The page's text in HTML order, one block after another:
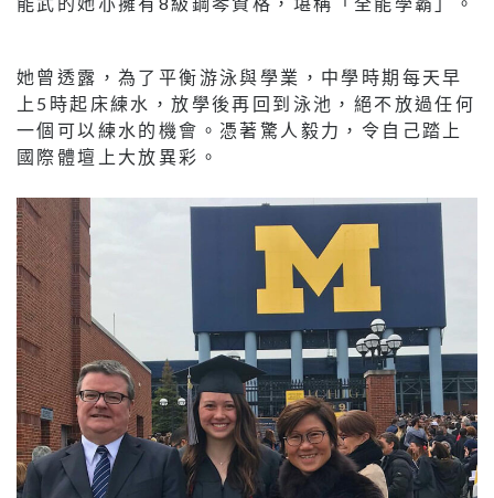
她曾透露，為了平衡游泳與學業，中學時期每天早
上5時起床練水，放學後再回到泳池，絕不放過任何
一個可以練水的機會。憑著驚人毅力，令自己踏上
國際體壇上大放異彩。